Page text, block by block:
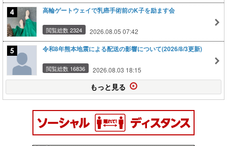
高輪ゲートウェイで乳癌手術前のK子を励ます会
閲覧総数 2324 2026.08.05 07:42
令和8年熊本地震による配送の影響について(2026/8/3更新)
閲覧総数 16836 2026.08.03 18:15
もっと見る